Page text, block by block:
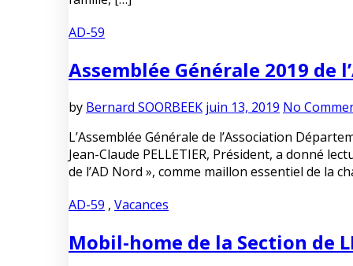
AD-59
Assemblée Générale 2019
by Bernard SOORBEEK juin 13, 2019 No
L’Assemblée Générale de l’Association
Jean-Claude PELLETIER, Président, a donné
de l’AD Nord », comme maillon essentiel de la
AD-59 , Vacances
Mobil-home de la Section de